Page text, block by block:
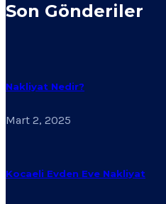
Son Gönderiler
Nakliyat Nedir?
Mart 2, 2025
Kocaeli Evden Eve Nakliyat